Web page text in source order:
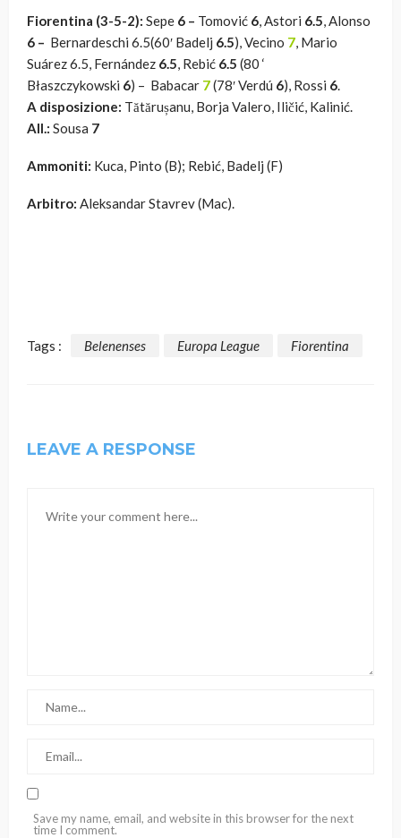
Fiorentina (3-5-2): Sepe 6 – Tomović 6, Astori 6.5, Alonso
6 – Bernardeschi 6.5(60′ Badelj 6.5), Vecino 7, Mario
Suárez 6.5, Fernández 6.5, Rebić 6.5 (80 ‘
Błaszczykowski 6) – Babacar 7(78′ Verdú 6), Rossi 6.
A disposizione: Tătărușanu, Borja Valero, Iličić, Kalinić.
All.: Sousa 7
Ammoniti: Kuca, Pinto (B); Rebić, Badelj (F)
Arbitro: Aleksandar Stavrev (Mac).
Tags : Belenenses Europa League Fiorentina
LEAVE A RESPONSE
Save my name, email, and website in this browser for the next
time I comment.